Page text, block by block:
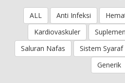
ALL Anti Infeksi
Kardiovaskuler
Suplemen
Saluran Nafas
Sistem Syaraf
Generik